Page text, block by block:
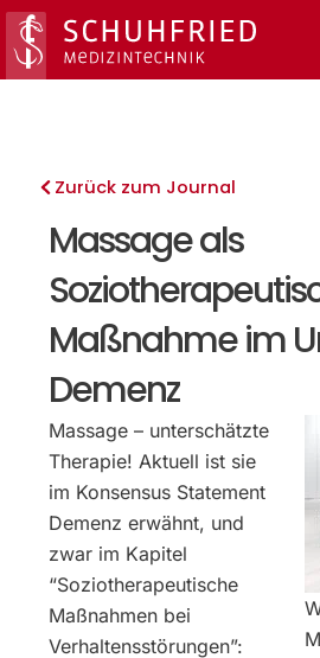
Zum
Inhalt
springen
Zurück zum Journal
Massage als
Maßnahme im
Demenz
Massage – unterschätzte
Therapie! Aktuell ist sie
im Konsensus Statement
Demenz erwähnt, und
zwar im Kapitel
“Soziotherapeutische
Maßnahmen bei
Verhaltensstörungen”: